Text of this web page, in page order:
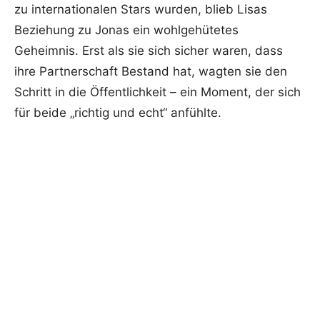
zu internationalen Stars wurden, blieb Lisas
Beziehung zu Jonas ein wohlgehütetes
Geheimnis. Erst als sie sich sicher waren, dass
ihre Partnerschaft Bestand hat, wagten sie den
Schritt in die Öffentlichkeit – ein Moment, der sich
für beide „richtig und echt“ anfühlte.